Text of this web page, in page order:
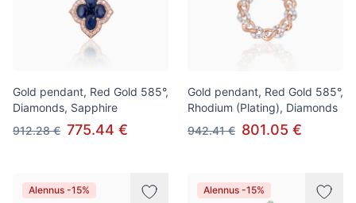
Gold pendant, Red Gold 585°,
Diamonds, Sapphire
912.28 € 775.44 €
Gold pendant, Red Gold 585°,
Rhodium (Plating), Diamonds
942.41 € 801.05 €
Alennus -15% Alennus -15%